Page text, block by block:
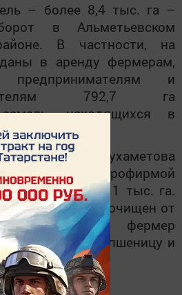
– более 8,4 тыс. га –
в Альметьевском
В частности, на
в аренду фермерам,
предпринимателям и
792,7 га
земель, находящихся в
КФХ Ишмухаметова
с агрофирмой
общую площадь 1 тыс. га.
был полностью очищен от
весной фермер
на нем яровую пшеницу и